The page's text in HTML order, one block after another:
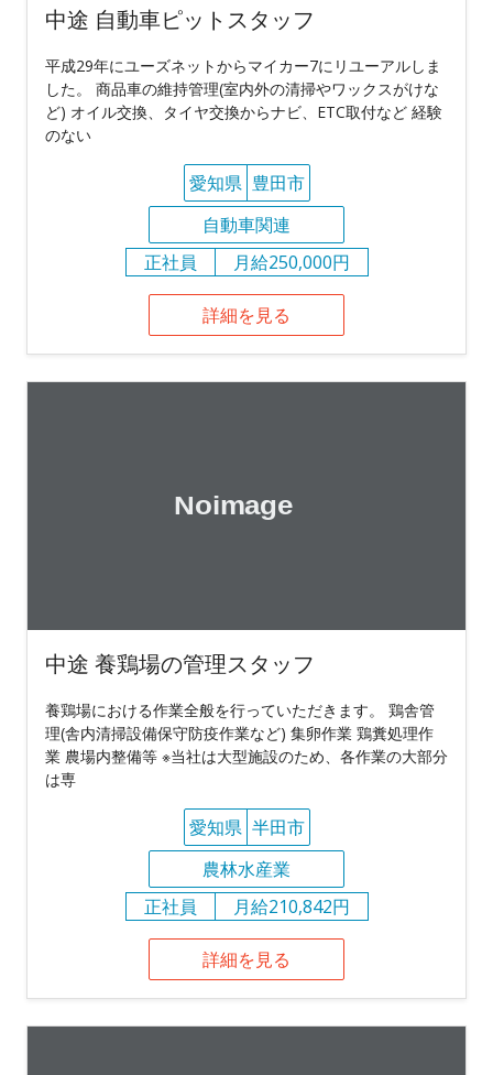
中途 自動車ピットスタッフ
平成29年にユーズネットからマイカー7にリユーアルしま
した。 商品車の維持管理(室内外の清掃やワックスがけな
ど) オイル交換、タイヤ交換からナビ、ETC取付など 経験
のない
愛知県 豊田市
自動車関連
正社員
月給250,000円
詳細を見る
中途 養鶏場の管理スタッフ
養鶏場における作業全般を行っていただきます。 鶏舎管
理(舎内清掃設備保守防疫作業など) 集卵作業 鶏糞処理作
業 農場内整備等 ※当社は大型施設のため、各作業の大部分
は専
愛知県 半田市
農林水産業
正社員
月給210,842円
詳細を見る